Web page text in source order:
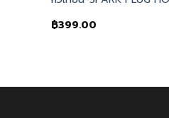
฿399.00